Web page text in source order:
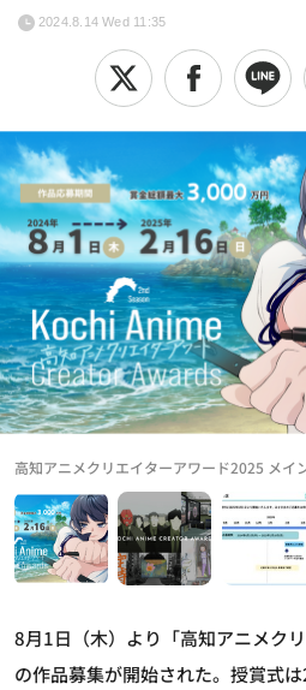
2024.8.14 Wed 11:35
高知アニメクリエイターアワード2025 メイ
8月1日（木）より「高知アニメク
の作品募集が開始された。授賞式